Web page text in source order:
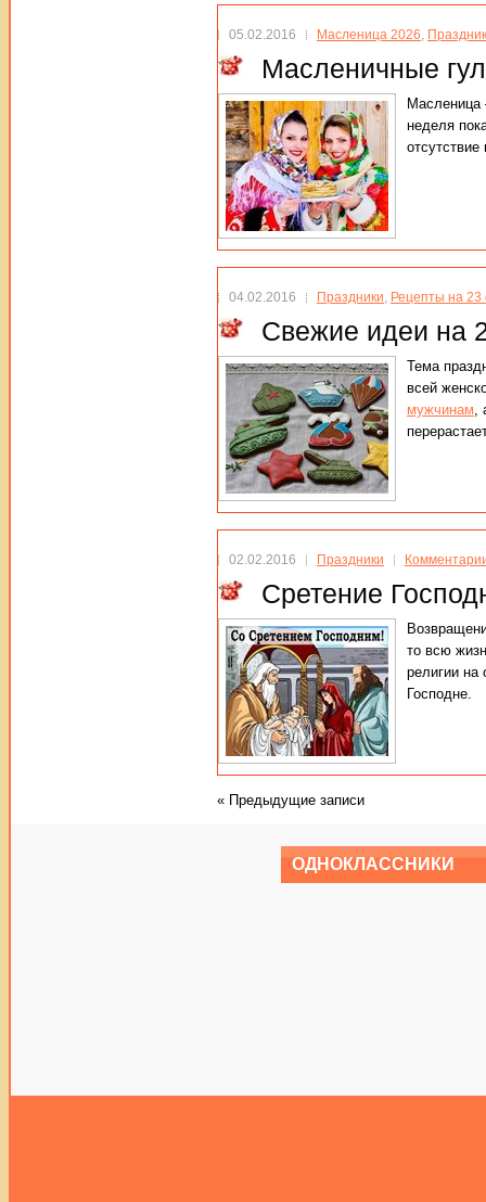
05.02.2016 Масленица 2026,
Масленичные
Масленица
неделя
04.02.2016 Праздники, Рецепты на
Свежие идеи на
Тема
всей
мужчинам,
02.02.2016 Праздники
Сретение
то всю
религии на
Господне.
« Предыдущие записи
ОДНОКЛАССНИКИ